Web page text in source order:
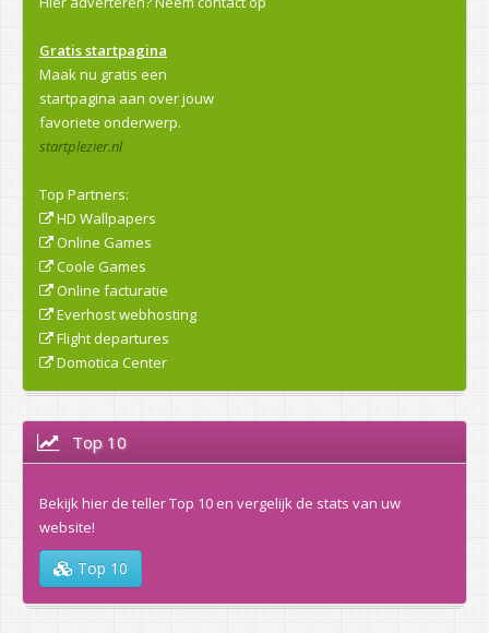
Gratis startpagina
Maak nu gratis een
startpagina aan over jouw
favoriete onderwerp.
startplezier.nl
Top Partners:
HD Wallpapers
Online Games
Coole Games
Online facturatie
Everhost webhosting
Flight departures
Domotica Center
Top 10
Bekijk hier de teller Top 10 en vergelijk de stats van uw
website!
Top 10